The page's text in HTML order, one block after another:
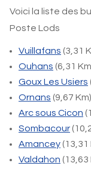
Voici la liste des
Poste Lods
Vuillafans (3,31
Ouhans (6,31
Goux Les Usiers
Ornans (9,67 Km)
Arc sous Cicon
Sombacour
Amancey(13,31
Valdahon (13,63